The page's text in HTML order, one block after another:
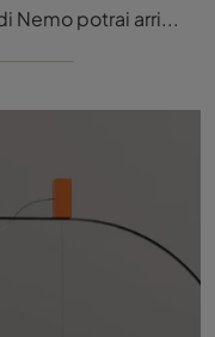
Con le lampade a sospensione di Nemo potrai arricchire i tuoi interni: clicca e scopri Sirius!